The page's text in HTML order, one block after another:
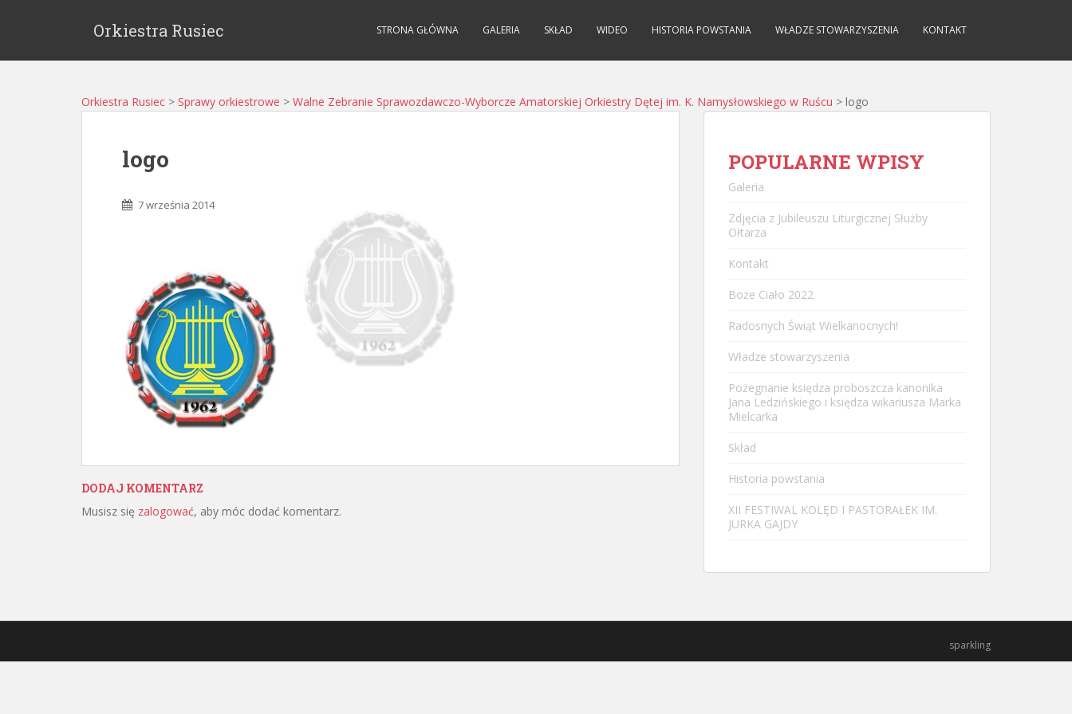
Orkiestra Rusiec STRONA GŁÓWNA GALERIA SKŁAD WIDEO HISTORIA POWSTANIA WŁADZE STOWARZYSZENIA KONTAKT
Orkiestra Rusiec > Sprawy orkiestrowe > Walne Zebranie Sprawozdawczo-Wyborcze Amatorskiej Orkiestry Dętej im. K. Namysłowskiego w Ruścu > logo
logo
7 września 2014
DODAJ KOMENTARZ
Musisz się zalogować, aby móc dodać komentarz.
POPULARNE WPISY
Galeria
Zdjęcia z Jubileuszu Liturgicznej Służby
Ołtarza
Kontakt
Boże Ciało 2022
Radosnych Świąt Wielkanocnych!
Władze stowarzyszenia
Pożegnanie księdza proboszcza kanonika
Jana Ledzińskiego i księdza wikariusza Marka
Mielcarka
Skład
Historia powstania
XII FESTIWAL KOLĘD I PASTORAŁEK IM.
JURKA GAJDY
sparkling